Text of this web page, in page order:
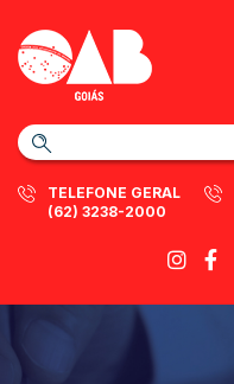
TELEFONE GERAL
(62) 3238-2000